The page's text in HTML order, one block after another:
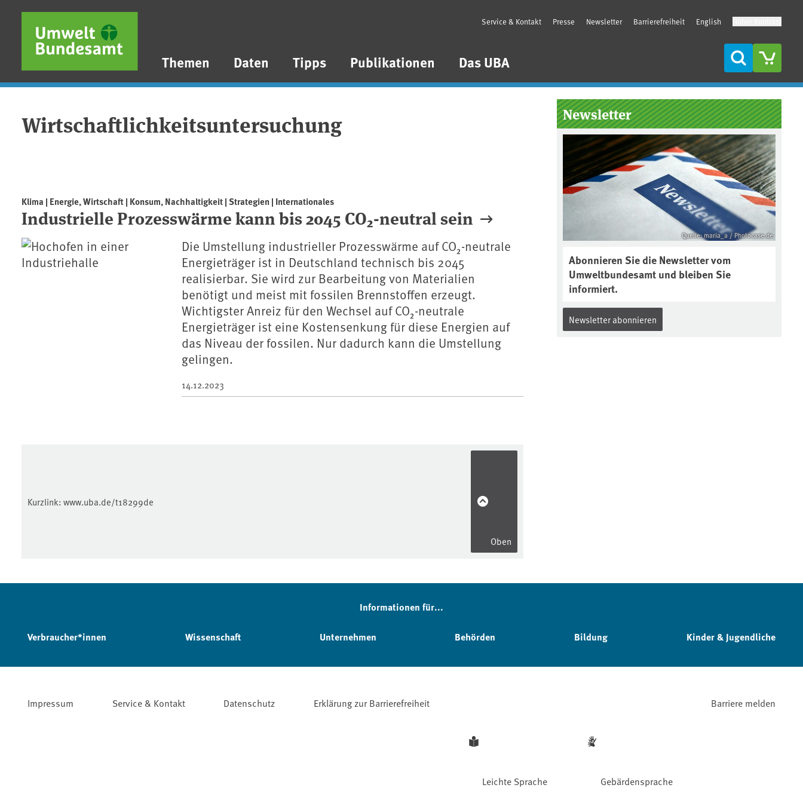
Direkt zum Inhalt
Direkt zum Hauptmenü
Direkt zur Fußzeile
Themen Daten Tipps Publikationen Das UBA
Service & Kontakt Presse Newsletter Barrierefreiheit English
Suche
Wirtschaftlichkeitsuntersuchung
Klima | Energie, Wirtschaft | Konsum, Nachhaltigkeit | Strategien | Internationales
Industrielle Prozesswärme kann bis 2045 CO₂-neutral sein
Die Umstellung industrieller Prozesswärme auf CO₂-neutrale
Energieträger ist in Deutschland technisch bis 2045
realisierbar. Sie wird zur Bearbeitung von Materialien
benötigt und meist mit fossilen Brennstoffen erzeugt.
Wichtigster Anreiz für den Wechsel auf CO₂-neutrale
Energieträger ist eine Kostensenkung für diese Energien auf
das Niveau der fossilen. Nur dadurch kann die Umstellung
gelingen.
14.12.2023
Kurzlink: www.uba.de/t18299de
Oben
Seitenleiste
Newsletter
Quelle: maria_a / Photocase.de
Abonnieren Sie die Newsletter vom
Umweltbundesamt und bleiben Sie
informiert.
Newsletter abonnieren
Informationen für...
Verbraucher*innen Wissenschaft Unternehmen Behörden Bildung Kinder & Jugendliche
Impressum Service & Kontakt Datenschutz Erklärung zur Barrierefreiheit
Leichte Sprache Gebärdensprache
Barriere melden